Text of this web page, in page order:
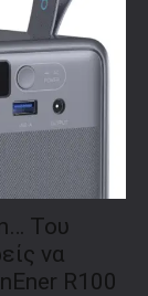
Του
να
R100